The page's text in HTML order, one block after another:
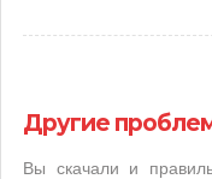
Другие
Вы скачали и